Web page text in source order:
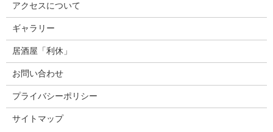
アクセスについて
ギャラリー
居酒屋「利休」
お問い合わせ
プライバシーポリシー
サイトマップ